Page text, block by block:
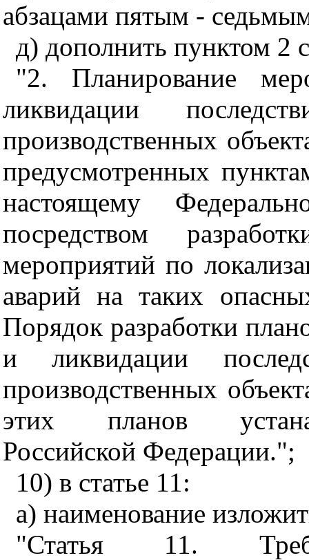
абзацами пятым -
д) дополнить пунктом 2
"2. Планирование
ликвидации
производственных
предусмотренных
настоящему
посредством
мероприятий по
аварий на таких
Порядок разработки
и ликвидации
производственных
этих планов
Российской Федерации.";
10) в статье 11:
а) наименование
"Статья 11.